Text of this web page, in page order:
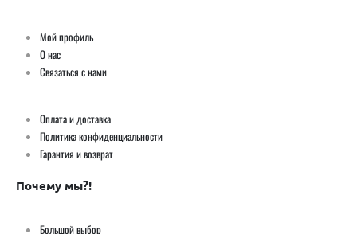
Мой профиль
О нас
Связаться с нами
Оплата и доставка
Политика конфиденциальности
Гарантия и возврат
Почему мы?!
Большой выбор